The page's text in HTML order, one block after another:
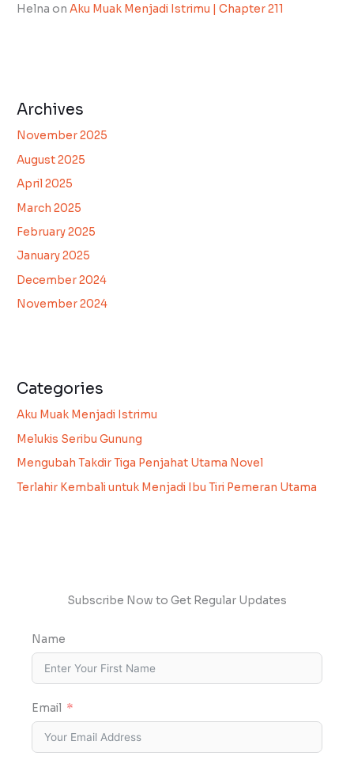
Helna onAku Muak Menjadi Istrimu | Chapter 211
Archives
November 2025
August 2025
April 2025
March 2025
February 2025
January 2025
December 2024
November 2024
Categories
Aku Muak Menjadi Istrimu
Melukis Seribu Gunung
Mengubah Takdir Tiga Penjahat Utama Novel
Terlahir Kembali untuk Menjadi Ibu Tiri Pemeran Utama
Subscribe Now to Get Regular Updates
Name
Email